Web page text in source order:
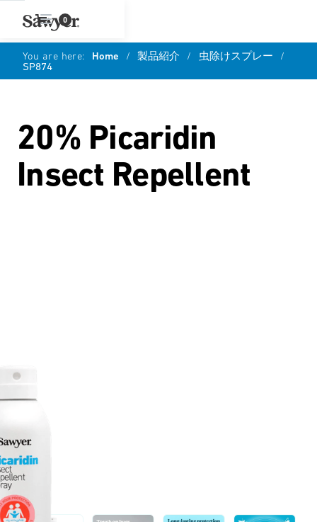
0
You are here: Home / 製品紹介 / 虫除けスプレー /
SP874
20% Picaridin
Insect Repellent